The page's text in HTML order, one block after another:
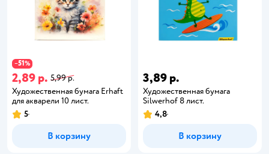
−51%
2,89 р. 5,99 р.
Художественная бумага Erhaft
для акварели 10 лист.
5
В корзину
3,89 р.
Художественная бумага
Silwerhof 8 лист.
4,8
В корзину